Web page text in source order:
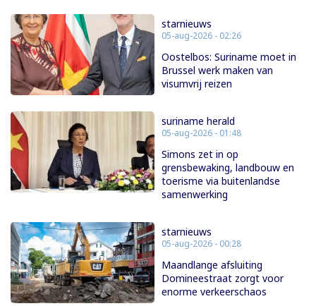
starnieuws
05-aug-2026 - 02:26
Oostelbos: Suriname moet in
Brussel werk maken van
visumvrij reizen
suriname herald
05-aug-2026 - 01:48
Simons zet in op
grensbewaking, landbouw en
toerisme via buitenlandse
samenwerking
starnieuws
05-aug-2026 - 00:28
Maandlange afsluiting
Domineestraat zorgt voor
enorme verkeerschaos